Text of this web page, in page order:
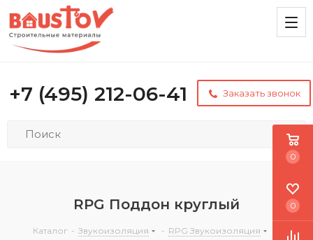
+7 (495) 212-06-41 Заказать звонок
RPG Поддон круглый
Каталог - Звукоизоляция - RPG Звукоизоляция
0
0